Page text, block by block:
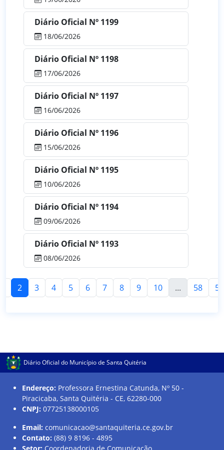
Diário Oficial Nº 1199
18/06/2026
Diário Oficial Nº 1198
17/06/2026
Diário Oficial Nº 1197
16/06/2026
Diário Oficial Nº 1196
15/06/2026
Diário Oficial Nº 1195
10/06/2026
Diário Oficial Nº 1194
09/06/2026
Diário Oficial Nº 1193
08/06/2026
2 3 4 5 6 7 8 9 10 ... 58 59
Diário Oficial do Município de Santa Quitéria
Endereço: Professora Ernestina Catunda, Nº 50 -
Piracicaba, Santa Quitéria - CE, 62280-000
CNPJ: 07725138000105
Email: comunicacao@santaquiteria.ce.gov.br
Contato: (88) 9 8196 - 4895